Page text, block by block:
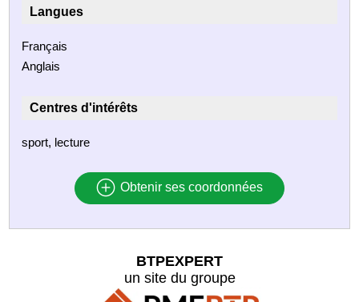
Langues
Français
Anglais
Centres d'intérêts
sport, lecture
Obtenir ses coordonnées
BTPEXPERT
un site du groupe